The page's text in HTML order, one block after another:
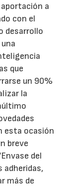
a
con el
desarrollo
que
un 90%
la
esta ocasión
breve
del
adheridas,
más de